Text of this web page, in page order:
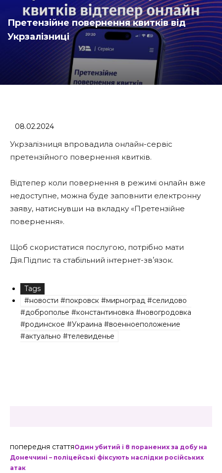
Претензійне повернення квитків від
Укрзалізниці
08.02.2024
Укрзалізниця впровадила онлайн-сервіс
претензійного повернення квитків.
Відтепер коли повернення в режимі онлайн вже
недоступне, можна буде заповнити електронну
заяву, натиснувши на вкладку «Претензійне
повернення».
Щоб скористатися послугою, потрібно мати
Дія.Підпис та стабільний інтернет-звʼязок.
Tags
#новости #покровск #мирноград #селидово
#доброполье #константиновка #новогродовка
#родинское #Украина #военноеположение
#актуально #телевиденье
попередня статтяОдин убитий і 8 поранених за добу на
Донеччині – поліцейські фіксують наслідки російських
атак